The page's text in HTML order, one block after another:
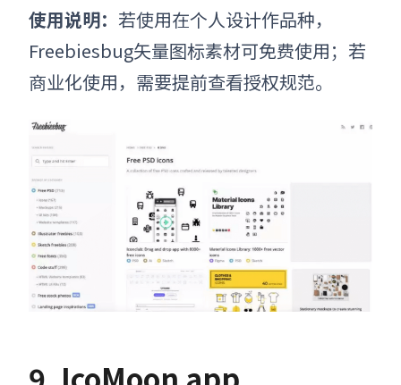
使用说明： 若使用在个人设计作品种，
Freebiesbug矢量图标素材可免费使用；若
商业化使用，需要提前查看授权规范。